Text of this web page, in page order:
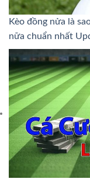
Kèo đồng nửa là
nữa chuẩn nhất